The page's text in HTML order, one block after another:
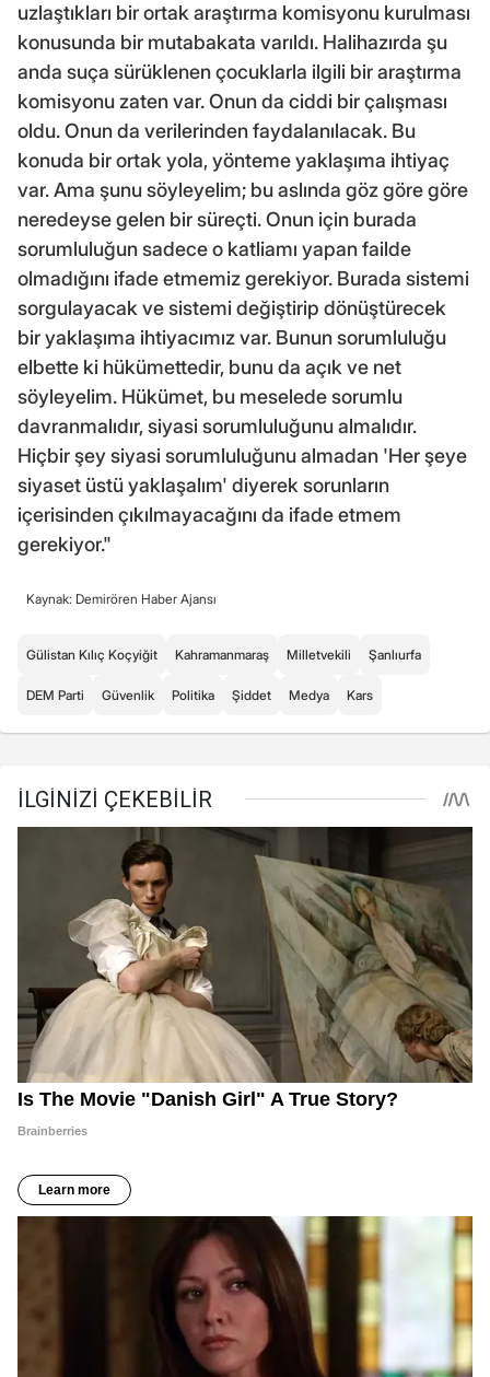
uzlaştıkları bir ortak araştırma komisyonu kurulması
konusunda bir mutabakata varıldı. Halihazırda şu
anda suça sürüklenen çocuklarla ilgili bir araştırma
komisyonu zaten var. Onun da ciddi bir çalışması
oldu. Onun da verilerinden faydalanılacak. Bu
konuda bir ortak yola, yönteme yaklaşıma ihtiyaç
var. Ama şunu söyleyelim; bu aslında göz göre göre
neredeyse gelen bir süreçti. Onun için burada
sorumluluğun sadece o katliamı yapan failde
olmadığını ifade etmemiz gerekiyor. Burada sistemi
sorgulayacak ve sistemi değiştirip dönüştürecek
bir yaklaşıma ihtiyacımız var. Bunun sorumluluğu
elbette ki hükümettedir, bunu da açık ve net
söyleyelim. Hükümet, bu meselede sorumlu
davranmalıdır, siyasi sorumluluğunu almalıdır.
Hiçbir şey siyasi sorumluluğunu almadan 'Her şeye
siyaset üstü yaklaşalım' diyerek sorunların
içerisinden çıkılmayacağını da ifade etmem
gerekiyor."
Kaynak: Demirören Haber Ajansı
Gülistan Kılıç Koçyiğit Kahramanmaraş Milletvekili Şanlıurfa
DEM Parti Güvenlik Politika Şiddet Medya Kars